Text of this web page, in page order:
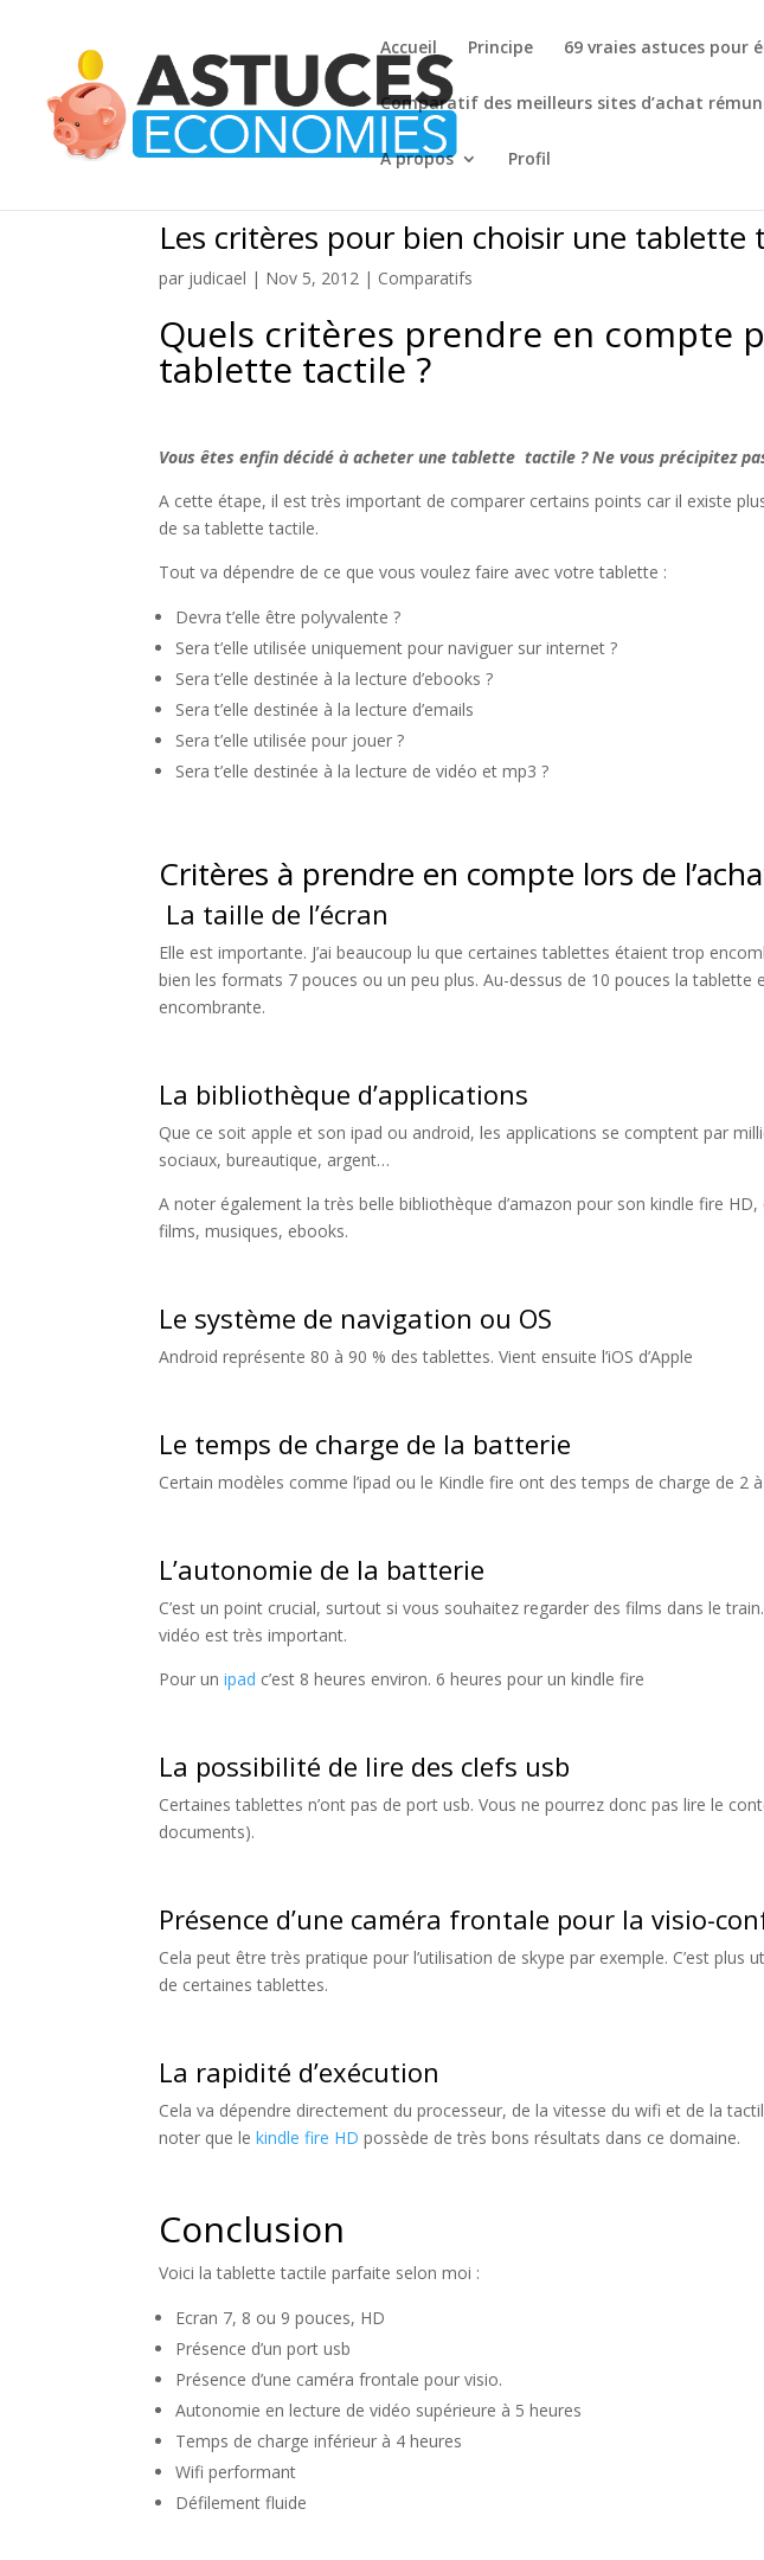
Accueil Principe 69 vraies astuces pour
Comparatif des meilleurs sites d’achat
A propos Profil
Les critères pour bien choisir une tablette
par judicael | Nov 5, 2012 | Comparatifs
Quels critères prendre en compte
tablette tactile ?
Vous êtes enfin décidé à acheter une tablette tactile ? Ne vous précipitez
A cette étape, il est très important de comparer certains points car il existe
de sa tablette tactile.
Tout va dépendre de ce que vous voulez faire avec votre tablette :
Devra t’elle être polyvalente ?
Sera t’elle utilisée uniquement pour naviguer sur internet ?
Sera t’elle destinée à la lecture d’ebooks ?
Sera t’elle destinée à la lecture d’emails
Sera t’elle utilisée pour jouer ?
Sera t’elle destinée à la lecture de vidéo et mp3 ?
Critères à prendre en compte lors de
La taille de l’écran
Elle est importante. J’ai beaucoup lu que certaines tablettes étaient trop
bien les formats 7 pouces ou un peu plus. Au-dessus de 10 pouces la tablette
encombrante.
La bibliothèque d’applications
Que ce soit apple et son ipad ou android, les applications se comptent par
sociaux, bureautique, argent…
A noter également la très belle bibliothèque d’amazon pour son kindle fire
films, musiques, ebooks.
Le système de navigation ou OS
Android représente 80 à 90 % des tablettes. Vient ensuite l’iOS d’Apple
Le temps de charge de la batterie
Certain modèles comme l’ipad ou le Kindle fire ont des temps de charge de 2
L’autonomie de la batterie
C’est un point crucial, surtout si vous souhaitez regarder des films dans le
vidéo est très important.
Pour un ipad c’est 8 heures environ. 6 heures pour un kindle fire
La possibilité de lire des clefs usb
Certaines tablettes n’ont pas de port usb. Vous ne pourrez donc pas lire le
documents).
Présence d’une caméra frontale pour la visio-
Cela peut être très pratique pour l’utilisation de skype par exemple. C’est
de certaines tablettes.
La rapidité d’exécution
Cela va dépendre directement du processeur, de la vitesse du wifi et de la
noter que lekindle fire HD possède de très bons résultats dans ce domaine.
Conclusion
Voici la tablette tactile parfaite selon moi :
Ecran 7, 8 ou 9 pouces, HD
Présence d’un port usb
Présence d’une caméra frontale pour visio.
Autonomie en lecture de vidéo supérieure à 5 heures
Temps de charge inférieur à 4 heures
Wifi performant
Défilement fluide